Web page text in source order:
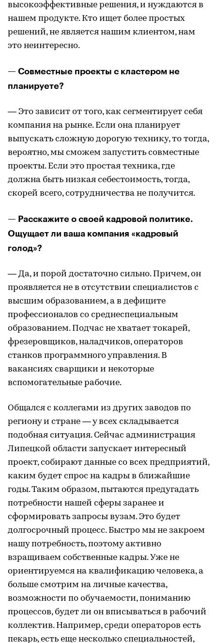
высокоэффективные решения, и нуждаются в
нашем продукте. Кто ищет более простых
решений, не является нашим клиентом, нам
это неинтересно.
— Совместные проекты с кластером не
планируете?
— Это зависит от того, как сегментирует себя
компания на рынке. Если она планирует
выпускать сложную дорогую технику, то тогда,
вероятно, мы сможем запустить совместные
проекты. Если это простая техника, где
должна быть низкая себестоимость, тогда,
скорей всего, сотрудничества не получится.
— Расскажите о своей кадровой политике.
Ощущает ли ваша компания «кадровый
голод»?
— Да, и порой достаточно сильно. Причем, он
проявляется не в отсутствии специалистов с
высшим образованием, а в дефиците
профессионалов со среднеспециальным
образованием. Подчас не хватает токарей,
фрезеровщиков, наладчиков, операторов
станков программного управления. В
вакансиях сварщики и некоторые
вспомогательные рабочие.
Общался с коллегами из других заводов по
региону и стране — у всех складывается
подобная ситуация. Сейчас администрация
Липецкой области запускает интересный
проект, собирают данные со всех предприятий,
каким будет спрос на кадры в ближайшие
годы. Таким образом, пытаются предугадать
потребности нашей сферы заранее и
сформировать запросы вузам. Это будет
долгосрочный процесс. Быстро мы не закроем
нашу потребность, поэтому активно
взращиваем собственные кадры. Уже не
ориентируемся на квалификацию человека, а
больше смотрим на личные качества,
возможности по обучаемости, пониманию
процессов, будет ли он вписываться в рабочий
коллектив. Например, среди операторов есть
пекарь, есть еще несколько специальностей,